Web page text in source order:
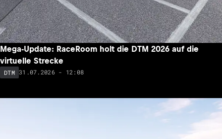
Mega-Update: RaceRoom holt die DTM 2026 auf die
virtuelle Strecke
DTM 31.07.2026 - 12:08